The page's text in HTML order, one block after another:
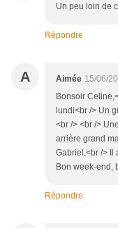
Un peu loin de
Répondre
A Aimée 15/06/
Bonsoir
lundi<br /> Un
<br /> <br />
arrière grand
Gabriel.<br /> Il
Bon week-end,
Répondre